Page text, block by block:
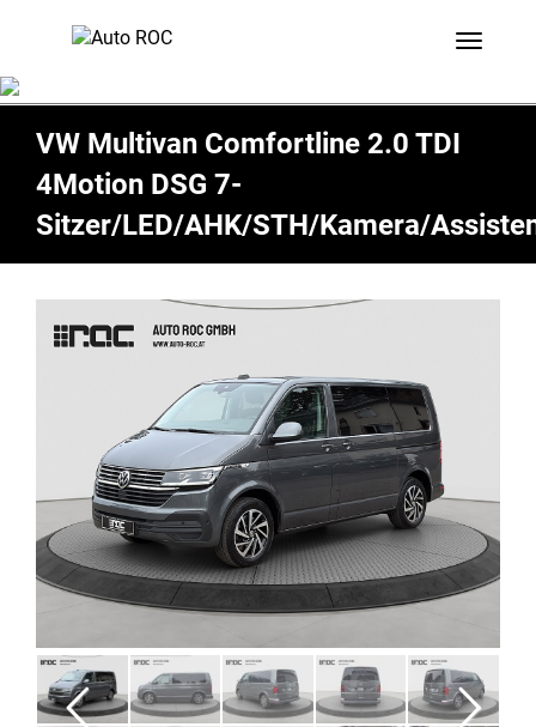
Toggle
VW Multivan Comfortline 2.0 TDI
4Motion DSG 7-
Sitzer/LED/AHK/STH/Kamera/